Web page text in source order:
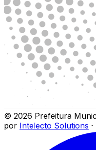
© 2026 Prefeitura
por Intelecto Solutions